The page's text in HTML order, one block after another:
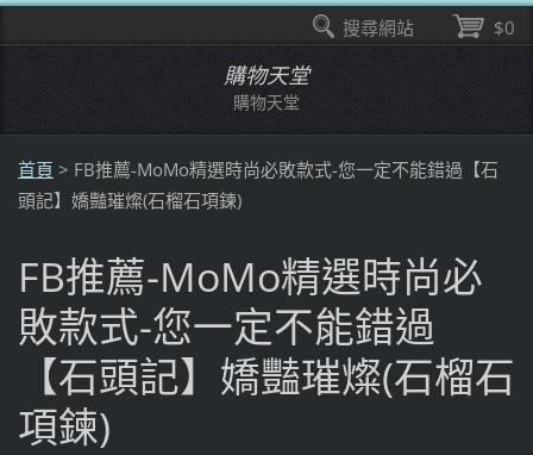
購物天堂
購物天堂
首頁 > FB推薦-MoMo精選時尚必敗款式-您一定不能錯過【石
頭記】嬌豔璀燦(石榴石項鍊)
FB推薦-MoMo精選時尚必
敗款式-您一定不能錯過
【石頭記】嬌豔璀燦(石榴石
項鍊)
$0
搜尋網站